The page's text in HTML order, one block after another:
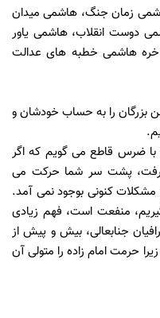
زمان جنگ، هاشمى ميدان
دوست انقلاب، هاشمى ياور
هاشمى خطبه هاى عدالت
بزرگان را به حساب خودشان و
با ضرس قاطع مى گويم كه اگر
رفت، پشت سر شما حركت مى
مشكلات كنونى بوجود نمى آمد.
منفعت است، فهم زيادى
جنابعالى، بيش و پيش از
حرمت امام زاده را متولى آن